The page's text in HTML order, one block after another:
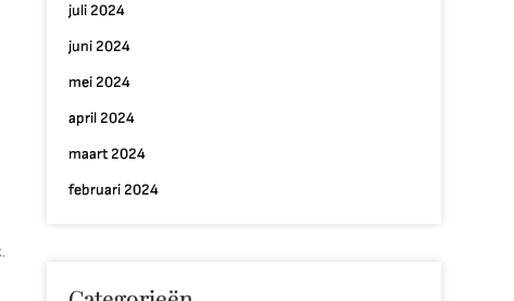
juli 2024
juni 2024
mei 2024
april 2024
maart 2024
februari 2024